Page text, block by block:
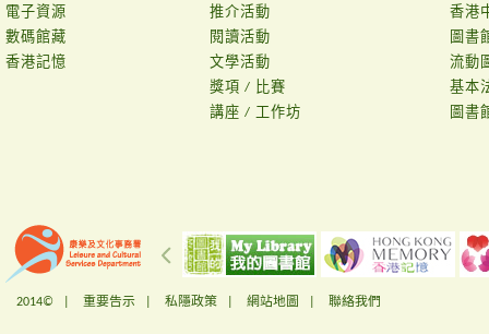
電子資源
數碼館藏
香港記憶
推介活動
閱讀活動
文學活動
獎項 / 比賽
講座 / 工作坊
香港
圖書
流動
基本
圖書
2014© | 重要告示 私隱政策 網站地圖 聯絡我們